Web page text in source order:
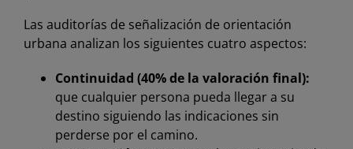
Las auditorías de señalización de orientación
urbana analizan los siguientes cuatro aspectos:
Continuidad (40% de la valoración final):
que cualquier persona pueda llegar a su
destino siguiendo las indicaciones sin
perderse por el camino.